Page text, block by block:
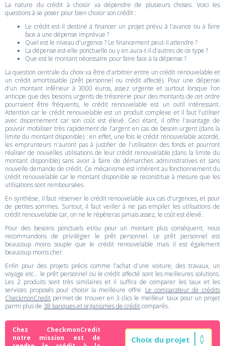
La nature du crédit à choisir va dépendre de plusieurs choses. Voici les
questions à se poser pour bien choisir son crédit :
Le crédit est-il destiné à financer un projet prévu à l'avance ou à faire
face à une dépense imprévue ?
Quel est le niveau d'urgence ? Le financement peut-il attendre ?
La dépense est-elle ponctuelle ou y en aura-t-il d'autres de ce type ?
Que est le montant nécessaire pour faire face à la dépense ?
La question centrale du choix va être d'arbitrer entre un crédit renouvelable et
un crédit amortissable (prêt personnel ou crédit affecté). Pour une dépense
d'un montant inférieur à 3000 euros, assez urgente et surtout lorsque l'on
anticipe que des besoins urgents de trésorerie pour des montants de cet ordre
pourraient être fréquents, le crédit renouvelable est un outil intéressant.
Attention car le crédit renouvelable est un produit complexe et il faut l'utiliser
avec discernement car son coût est élevé. Ceci étant, il offre l'avantage de
pouvoir mobiliser très rapidement de l'argent en cas de besoin urgent (dans la
limite du montant disponible) : en effet, une fois le crédit renouvelable accordé,
les emprunteurs n'auront pas à justifier de l'utilisation des fonds et pourront
réaliser de nouvelles utilisations de leur crédit renouvelable (dans la limite du
montant disponible) sans avoir à faire de démarches administratives et sans
nouvelle demande de crédit. Ce mécanisme est inhérent au fonctionnement du
crédit renouvelable car le montant disponible se reconstitue à mesure que les
utilisations sont remboursées.
En synthèse, il faut réserver le crédit renouvelable aux cas d'urgences, et pour
de petites sommes. Surtout, il faut veiller à ne pas empiler les utilisations de
crédit renouvelable car, on ne le répèteras jamais assez, le coût est élevé.
Pour des besoins ponctuels et/ou pour un montant plus conséquent, nous
recommandons de privilégier le prêt personnel. Le prêt personnel est
beaucoup moins souple que le crédit renouvelable mais il est également
beaucoup moins cher.
Enfin pour des projets précis comme l'achat d'une voiture, des travaux, un
voyage etc... le prêt personnel ou le crédit affecté sont les meilleures solutions.
Les 2 produits sont très similaires et il suffira de comparer les taux et les
services proposés pour choisir la meilleure offre. Le comparateur de crédits
CheckmonCredit permet de trouver en 3 clics le meilleur taux pour un projet
parmi plus de 38 banques et organismes de créditcomparés.
Chez CheckmonCredit
notre mission est de